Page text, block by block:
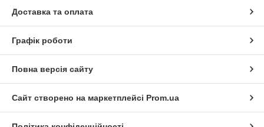
Доставка та оплата
Графік роботи
Повна версія сайту
Сайт створено на маркетплейсі Prom.ua